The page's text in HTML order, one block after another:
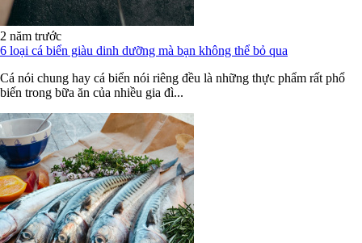
2 năm trước
6 loại cá biển giàu dinh dưỡng mà bạn không thể bỏ qua
Cá nói chung hay cá biển nói riêng đều là những thực phẩm rất phổ
biến trong bữa ăn của nhiều gia đì...